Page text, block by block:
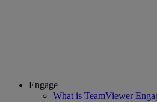
Engage
What is TeamViewer